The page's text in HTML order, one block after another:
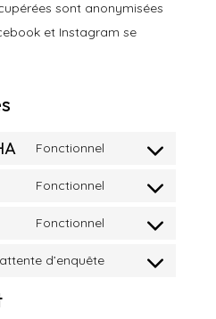
sont anonymisées
et Instagram se
Fonctionnel
Consent
google-
recaptcha
Fonctionnel
Consent
wordpress
Fonctionnel
Consent
d’enquête
Consent